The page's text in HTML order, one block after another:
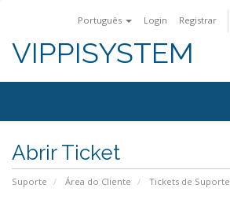
Português Login Registrar
VIPPISYSTEM
Abrir Ticket
Suporte Área do Cliente Tickets de Suporte